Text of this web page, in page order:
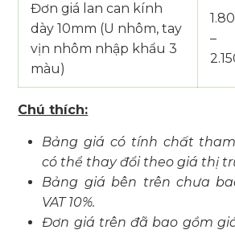
Đơn giá lan can kính
dày 10mm (U nhôm, tay
vịn nhôm nhập khẩu 3
màu)
–
Chú thích:
Bảng giá có tính chất
có thể thay đổi theo giá thị
Bảng giá bên trên chưa
VAT 10%.
Đơn giá trên đã bao gồm